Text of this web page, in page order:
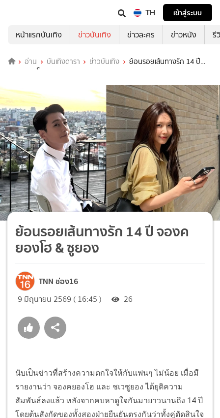
TH
เข้าสู่ระบบ
หน้าแรกบันเทิง
ข่าวบันเทิง ข่าวละคร ข่าวหนัง รี
อ่าน บันเทิงดารา ข่าวบันเทิง
ย้อนรอยเส้นทางรัก 14 ปี
จองคยองโฮ & ซูยอง
ย้อนรอยเส้นทางรัก 14 ปี จองค
ยองโฮ & ซูยอง
TNN ช่อง16
9 มิถุนายน 2569 ( 16:45 ) 26
นับเป็นข่าวที่สร้างความตกใจให้กับแฟนๆ ไม่น้อย เมื่อมี
รายงานว่า จองคยองโฮ และ ชเวซูยอง ได้ยุติความ
สัมพันธ์ลงแล้ว หลังจากคบหาดูใจกันมายาวนานถึง 14 ปี
โดยต้นสังกัดของทั้งสองฝ่ายยืนยันตรงกันว่าทั้งคู่ตัดสินใจ